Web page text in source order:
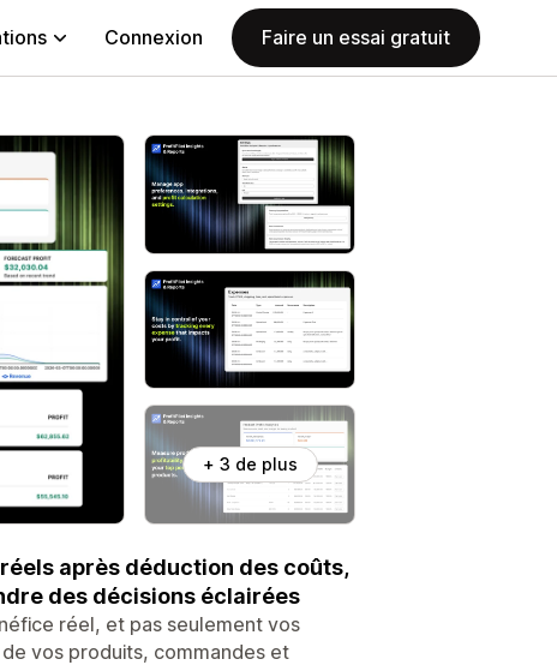
Connexion Faire un essai gratuit
+ 3 de plus
après déduction des coûts,
des décisions éclairées
réel, et pas seulement vos
vos produits, commandes et